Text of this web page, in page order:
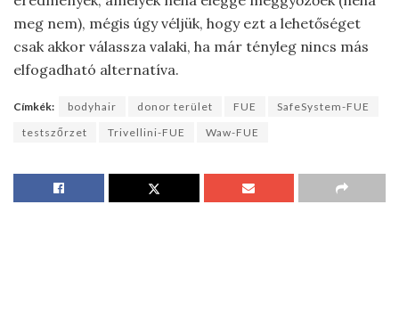
meg nem), mégis úgy véljük, hogy ezt a lehetőséget
csak akkor válassza valaki, ha már tényleg nincs más
elfogadható alternatíva.
Címkék: bodyhair donor terület FUE
SafeSystem-FUE
testszőrzet
Trivellini-FUE Waw-FUE